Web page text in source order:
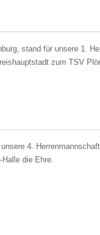
stand für unsere 1.
zum TSV
4.
die Ehre.